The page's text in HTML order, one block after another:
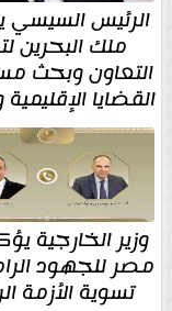
الرئيس السيسي
ملك البحرين
التعاون وبحث
القضايا الإقليمية
وزير الخارجية
مصر للجهود
تسوية الأزمة